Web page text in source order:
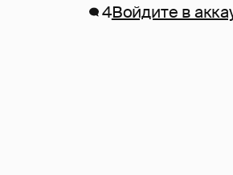
4Войдите в